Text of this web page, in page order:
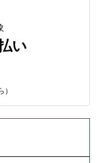
い
）